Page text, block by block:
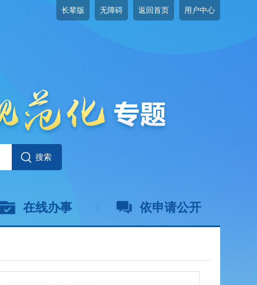
长辈版 无障碍 返回首页 用户中心
在线办事 依申请公开